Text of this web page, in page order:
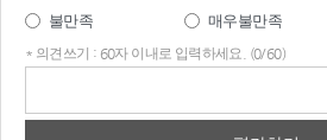
불만족
매우불만족
* 의견쓰기 : 60자 이내로 입력하세요. (0/60)